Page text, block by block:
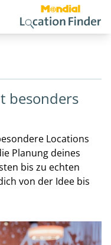
besonders
Locations
Planung deines
bis zu echten
von der Idee bis